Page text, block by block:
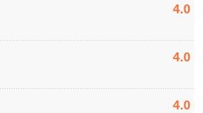
4.0
4.0
4.0